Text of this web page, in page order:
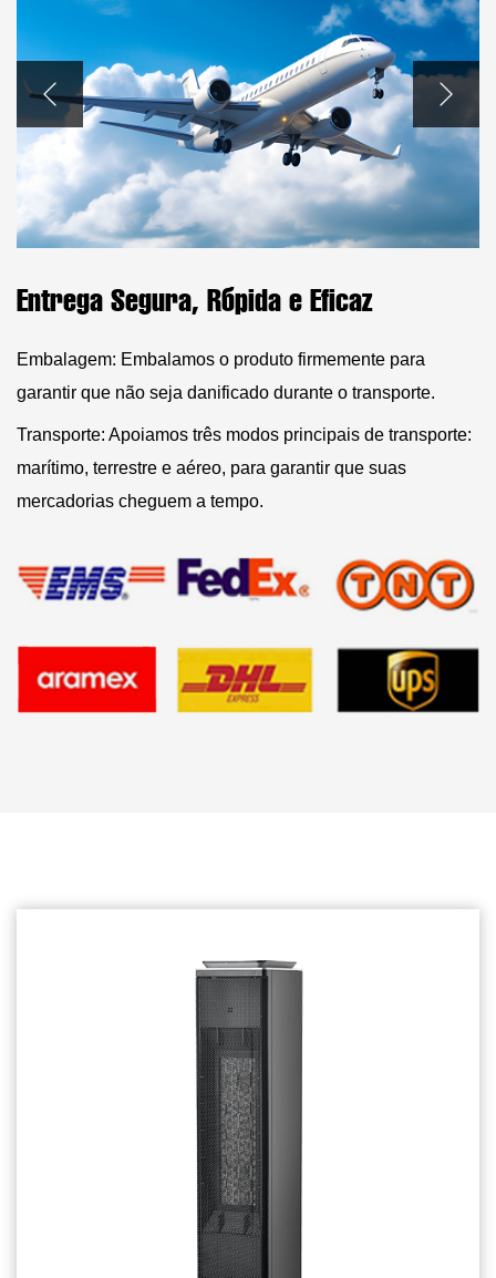
Entrega Segura, Rápida e Eficaz
Embalagem: Embalamos o produto firmemente para
garantir que não seja danificado durante o transporte.
Transporte: Apoiamos três modos principais de transporte:
marítimo, terrestre e aéreo, para garantir que suas
mercadorias cheguem a tempo.